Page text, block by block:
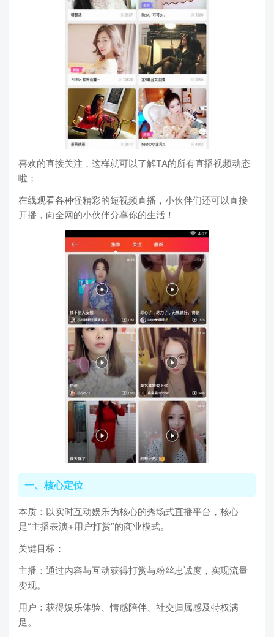
喜欢的直接关注，这样就可以了解TA的所有直播视频动态
啦；
在线观看各种怪精彩的短视频直播，小伙伴们还可以直接
开播，向全网的小伙伴分享你的生活！
一、核心定位
本质：以实时互动娱乐为核心的秀场式直播平台，核心
是“主播表演+用户打赏”的商业模式。
关键目标：
主播：通过内容与互动获得打赏与粉丝忠诚度，实现流量
变现。
用户：获得娱乐体验、情感陪伴、社交归属感及特权满
足。